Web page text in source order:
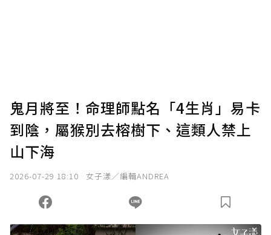
確認送出
您當前剩餘 U 利點數：0點；前往 購買點數
鬼月將至！命理師點名「4生肖」易卡
到陰，屬猴別去榕樹下、這類人禁上
山下海
2026-07-29 18:10 女子漾／編輯ANDREA